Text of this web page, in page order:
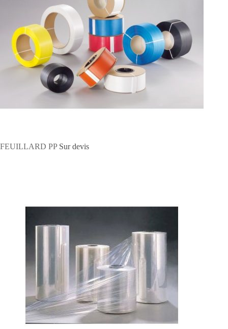
FEUILLARD PP Sur devis